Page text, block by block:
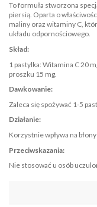
To formuła stworzona
piersią. Oparta o
maliny oraz witaminy C,
układu odpornościowego.
Skład:
1 pastylka: Witamina C 20
proszku 15 mg.
Dawkowanie:
Zaleca się spożywać 1-5
Działanie:
Korzystnie wpływa na
Przeciwskazania:
Nie stosować u osób